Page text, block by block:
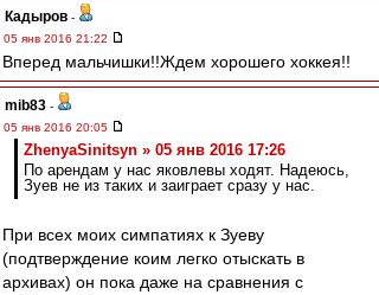
Кадыров -
05 янв 2016 21:22
Вперед мальчишки!!Ждем хорошего хоккея!!
mib83 -
05 янв 2016 20:05
ZhenyaSinitsyn » 05 янв 2016 17:26
По арендам у нас яковлевы ходят. Надеюсь,
Зуев не из таких и заиграет сразу у нас.
При всех моих симпатиях к Зуеву
(подтверждение коим легко отыскать в
архивах) он пока даже на сравнения с